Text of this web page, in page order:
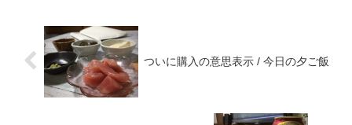
ついに購入の意思表示 / 今日の夕ご飯